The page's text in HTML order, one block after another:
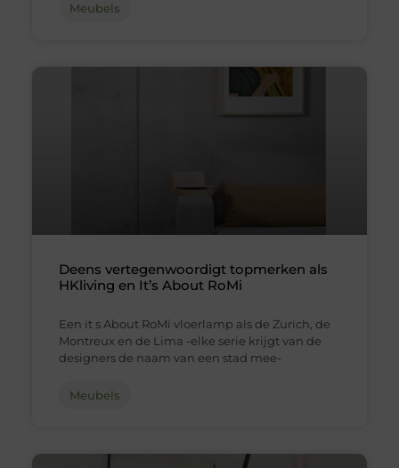
Meubels
Deens vertegenwoordigt topmerken als
HKliving en It’s About RoMi
Een it s About RoMi vloerlamp als de Zurich, de
Montreux en de Lima -elke serie krijgt van de
designers de naam van een stad mee-
Meubels